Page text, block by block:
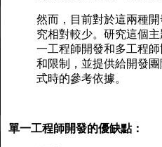
然而，目前對於這兩種
究相對較少。研究這個
一工程師開發和多工程
和限制，並提供給開發
式時的參考依據。
單一工程師開發的優缺點：